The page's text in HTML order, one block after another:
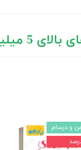
و درسام